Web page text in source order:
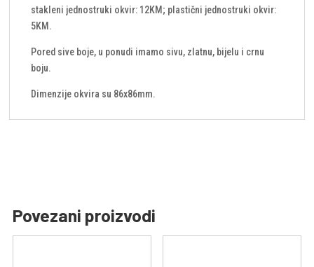
stakleni jednostruki okvir: 12KM; plastični jednostruki okvir:
5KM.
Pored sive boje, u ponudi imamo sivu, zlatnu, bijelu i crnu
boju.
Dimenzije okvira su 86x86mm.
Povezani proizvodi